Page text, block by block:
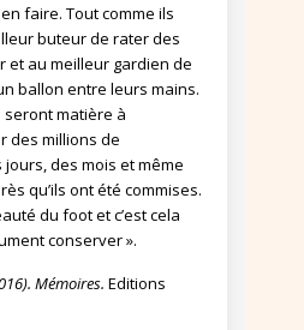
faire. Tout comme ils
buteur de rater des
et au meilleur gardien de
ballon entre leurs mains.
matière à
des millions de
des mois et même
qu’ils ont été commises.
du foot et c’est cela
conserver ».
Mémoires. Editions